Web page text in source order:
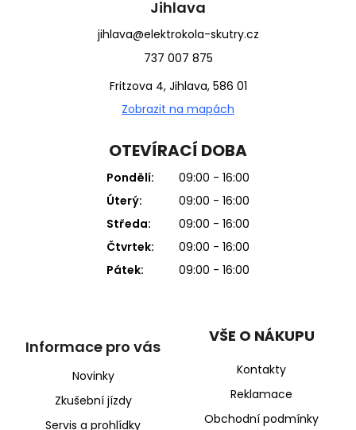
Jihlava
jihlava@elektrokola-skutry.cz
737 007 875
Fritzova 4, Jihlava, 586 01
Zobrazit na mapách
OTEVÍRACÍ DOBA
Pondělí:
09:00 - 16:00
Úterý:
09:00 - 16:00
Středa:
09:00 - 16:00
Čtvrtek:
09:00 - 16:00
Pátek:
09:00 - 16:00
Informace pro vás
Novinky
Zkušební jízdy
Servis a prohlídky
VŠE O NÁKUPU
Kontakty
Reklamace
Obchodní podmínky